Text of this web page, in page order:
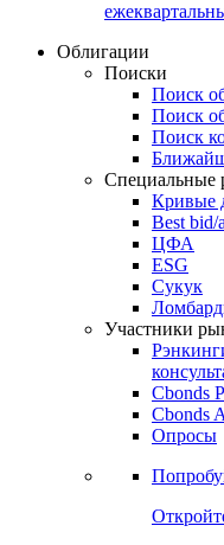
Облигации
Поиски
Поиск
Поиск
Поиск
Специальные
Кривые
Best bid/
ЦФА
ESG
Сукук
Участники
Cbonds
Cbonds
Опросы